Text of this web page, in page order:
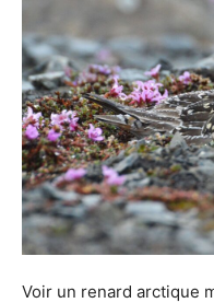
Voir un renard arctique